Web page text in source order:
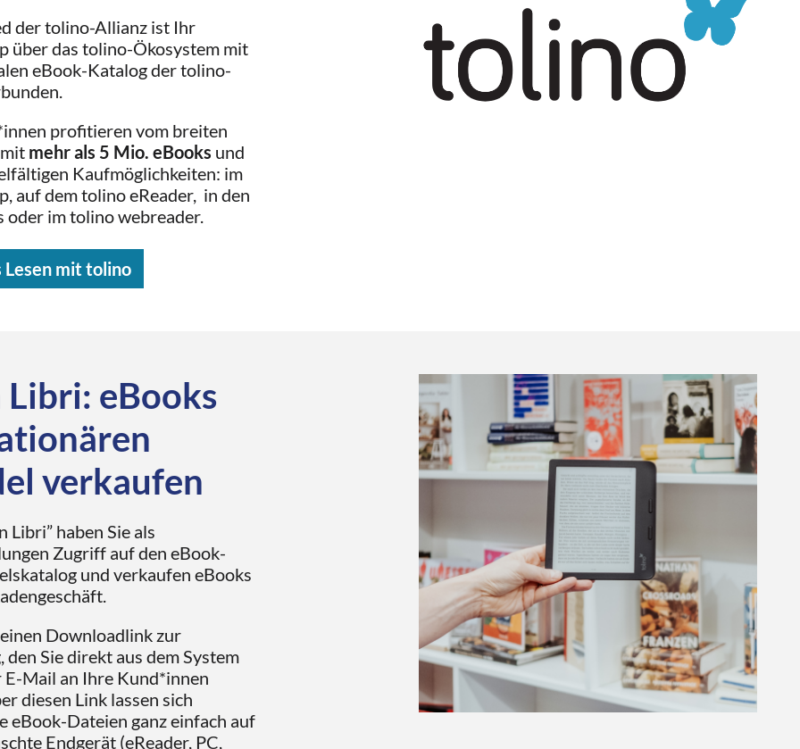
der tolino-Allianz ist Ihr
über das tolino-Ökosystem mit
eBook-Katalog der tolino-
profitieren vom breiten
mehr als 5 Mio. eBooks und
Kaufmöglichkeiten: im
auf dem tolino eReader, in den
oder im tolino webreader.
Lesen mit tolino
Libri: eBooks
verkaufen
Libri” haben Sie als
Zugriff auf den eBook-
und verkaufen eBooks
Downloadlink zur
den Sie direkt aus dem System
E-Mail an Ihre Kund*innen
diesen Link lassen sich
eBook-Dateien ganz einfach auf
Endgerät (eReader, PC,